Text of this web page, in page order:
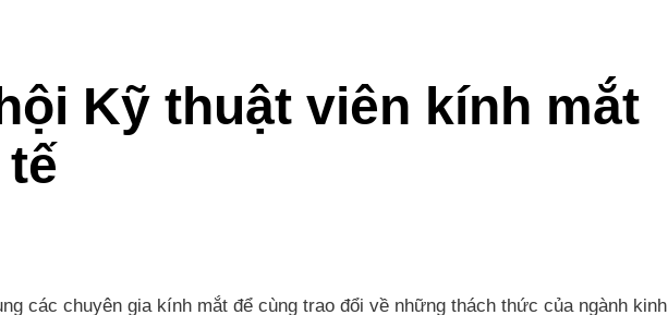
Kỹ thuật viên kính mắt
các chuyên gia kính mắt để cùng trao đổi về những thách thức của ngành kinh